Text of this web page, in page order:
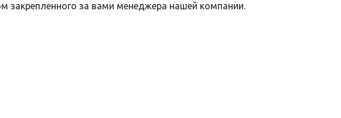
закрепленного за вами менеджера нашей компании.